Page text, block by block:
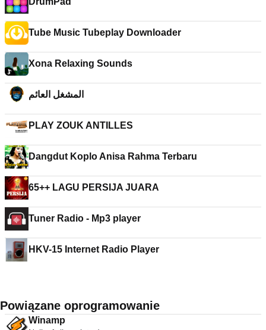
Tube Music Tubeplay Downloader
Xona Relaxing Sounds
المشغل العائم
PLAY ZOUK ANTILLES
Dangdut Koplo Anisa Rahma Terbaru
65++ LAGU PERSIJA JUARA
Tuner Radio - Mp3 player
HKV-15 Internet Radio Player
Powiązane oprogramowanie
Winamp